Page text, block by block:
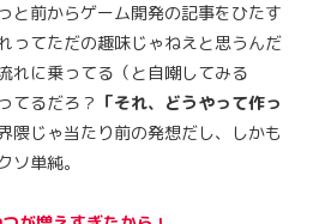
と前からゲーム開発の記事をひたす
ってただの趣味じゃねえと思うんだ
れに乗ってる（と自嘲してみる
てるだろ？ 「それ、どうやって作っ
隈じゃ当たり前の発想だし、しかも
ソ単純。